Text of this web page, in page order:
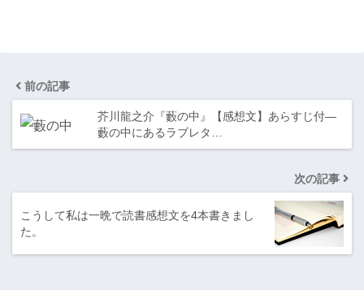
前の記事
芥川龍之介『藪の中』【感想文】あらすじ付―
藪の中にあるラブレタ…
次の記事
こうして私は一晩で読書感想文を4本書きまし
た。